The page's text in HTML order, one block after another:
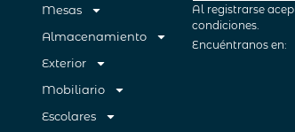
Mesas
Almacenamiento
Exterior
Mobiliario
Escolares
Al registrarse
condiciones.
Encuéntranos en: